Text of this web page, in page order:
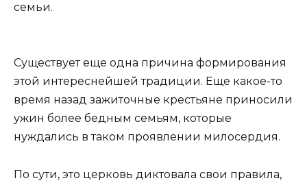
семьи.
Существует еще одна причина формирования
этой интереснейшей традиции. Еще какое-то
время назад зажиточные крестьяне приносили
ужин более бедным семьям, которые
нуждались в таком проявлении милосердия.
По сути, это церковь диктовала свои правила,